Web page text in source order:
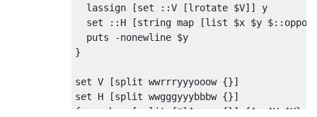
brachylog_call_predicate(X,Y) :-
    reverse(X,R),
    R = [N|RArgs],
    number(N),
    reverse(RArgs, Args),
    N = 0,!,
  lassign [set ::V [lrotate $V]] y
set ::H [string map [list $x $y
  puts -nonewline $y
}
set V [split wwrrryyyooow {}]
set H [split wwgggyyybbbw {}]
foreach p [split {*}$argv {}] {$p $V $H}